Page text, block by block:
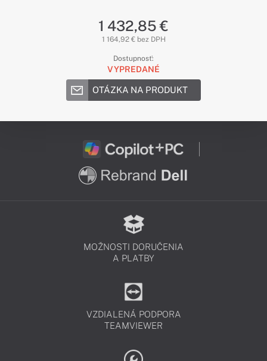
1 432,85 €
1 164,92 € bez DPH
Dostupnosť:
VYPREDANÉ
OTÁZKA NA PRODUKT
MOŽNOSTI DORUČENIA
A PLATBY
VZDIALENÁ PODPORA
TEAMVIEWER